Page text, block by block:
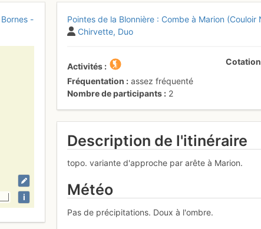
Bornes -
i
Pointes de la Blonnière : Combe à Marion (Couloir
Chirvette Duo
Activités
Fréquentation
assez fréquenté
Nombre de participants
2
Description de l'itinéraire
topo. variante d'approche par arête à Marion.
Météo
Pas de précipitations. Doux à l'ombre.